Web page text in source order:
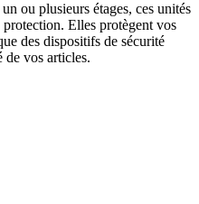
ou plusieurs étages, ces unités
Elles protègent vos
des dispositifs de sécurité
de vos articles.